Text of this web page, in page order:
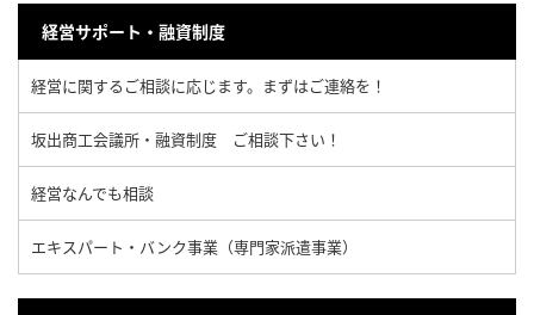
経営サポート・融資制度
経営に関するご相談に応じます。まずはご連絡を！
坂出商工会議所・融資制度 ご相談下さい！
経営なんでも相談
エキスパート・バンク事業（専門家派遣事業）